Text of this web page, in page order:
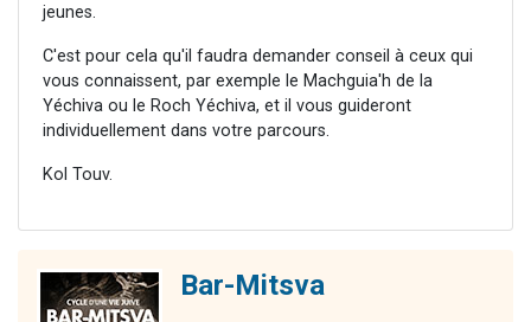
jeunes.
C'est pour cela qu'il faudra demander conseil à ceux qui
vous connaissent, par exemple le Machguia'h de la
Yéchiva ou le Roch Yéchiva, et il vous guideront
individuellement dans votre parcours.
Kol Touv.
Bar-Mitsva